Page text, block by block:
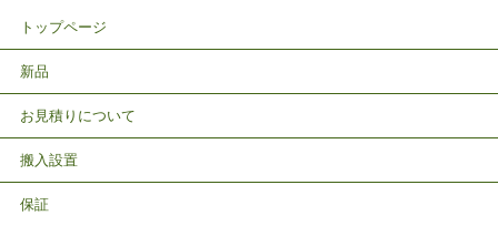
トップページ
新品
お見積りについて
搬入設置
保証